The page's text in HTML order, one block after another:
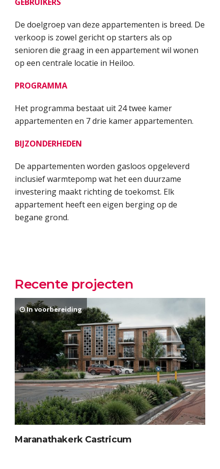
De doelgroep van deze appartementen is breed. De
verkoop is zowel gericht op starters als op
senioren die graag in een appartement wil wonen
op een centrale locatie in Heiloo.
PROGRAMMA
Het programma bestaat uit 24 twee kamer
appartementen en 7 drie kamer appartementen.
BIJZONDERHEDEN
De appartementen worden gasloos opgeleverd
inclusief warmtepomp wat het een duurzame
investering maakt richting de toekomst. Elk
appartement heeft een eigen berging op de
begane grond.
Recente projecten
In voorbereiding
Maranathakerk Castricum